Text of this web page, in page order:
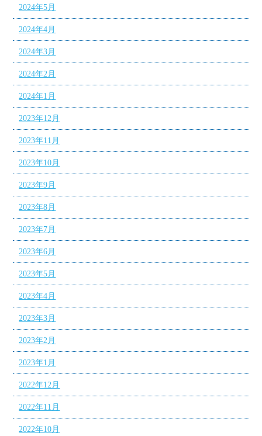
2024年5月
2024年4月
2024年3月
2024年2月
2024年1月
2023年12月
2023年11月
2023年10月
2023年9月
2023年8月
2023年7月
2023年6月
2023年5月
2023年4月
2023年3月
2023年2月
2023年1月
2022年12月
2022年11月
2022年10月